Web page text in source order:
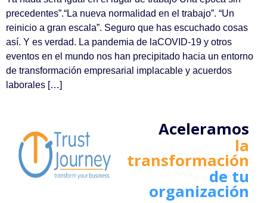
precedentes”.“La nueva normalidad en el trabajo”. “Un
reinicio a gran escala”. Seguro que has escuchado cosas
así. Y es verdad. La pandemia de laCOVID-19 y otros
eventos en el mundo nos han precipitado hacia un entorno
de transformación empresarial implacable y acuerdos
laborales […]
Aceleramos
la
transformación
de tu
organización